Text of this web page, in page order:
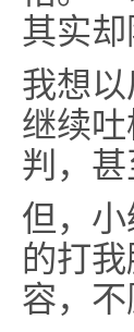
其实
我想
继续
判，甚
但，
的打
容，